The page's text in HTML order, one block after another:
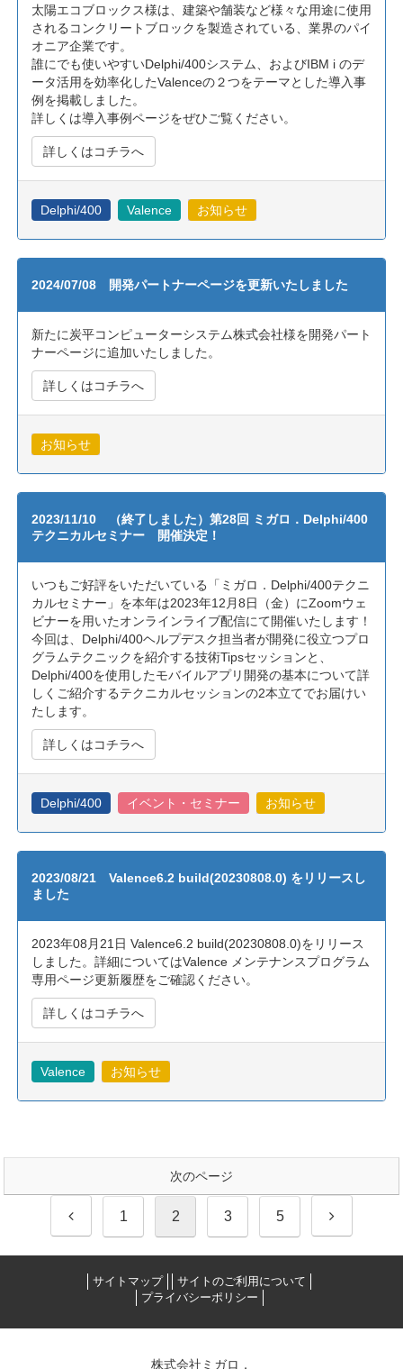
太陽エコブロックス様は、建築や舗装など様々な用途に使用
されるコンクリートブロックを製造されている、業界のパイ
オニア企業です。
誰にでも使いやすいDelphi/400システム、およびIBM i のデ
ータ活用を効率化したValenceの２つをテーマとした導入事
例を掲載しました。
詳しくは導入事例ページをぜひご覧ください。
詳しくはコチラへ
Delphi/400 Valence お知らせ
2024/07/08 開発パートナーページを更新いたしました
新たに炭平コンピューターシステム株式会社様を開発パート
ナーページに追加いたしました。
詳しくはコチラへ
お知らせ
2023/11/10 （終了しました）第28回 ミガロ．Delphi/400
テクニカルセミナー 開催決定！
いつもご好評をいただいている「ミガロ．Delphi/400テクニ
カルセミナー」を本年は2023年12月8日（金）にZoomウェ
ビナーを用いたオンラインライブ配信にて開催いたします！
今回は、Delphi/400ヘルプデスク担当者が開発に役立つプロ
グラムテクニックを紹介する技術Tipsセッションと、
Delphi/400を使用したモバイルアプリ開発の基本について詳
しくご紹介するテクニカルセッションの2本立てでお届けい
たします。
詳しくはコチラへ
Delphi/400 イベント・セミナー お知らせ
2023/08/21 Valence6.2 build(20230808.0) をリリースし
ました
2023年08月21日 Valence6.2 build(20230808.0)をリリース
しました。詳細についてはValence メンテナンスプログラム
専用ページ更新履歴をご確認ください。
詳しくはコチラへ
Valence お知らせ
次のページ
前
へ
1 2 3 5 次
へ
サイトマップ
サイトのご利用について
プライバシーポリシー
株式会社ミガロ．